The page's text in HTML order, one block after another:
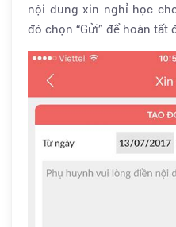
nội dung xin nghỉ học
đó chọn “Gửi” để hoàn tất